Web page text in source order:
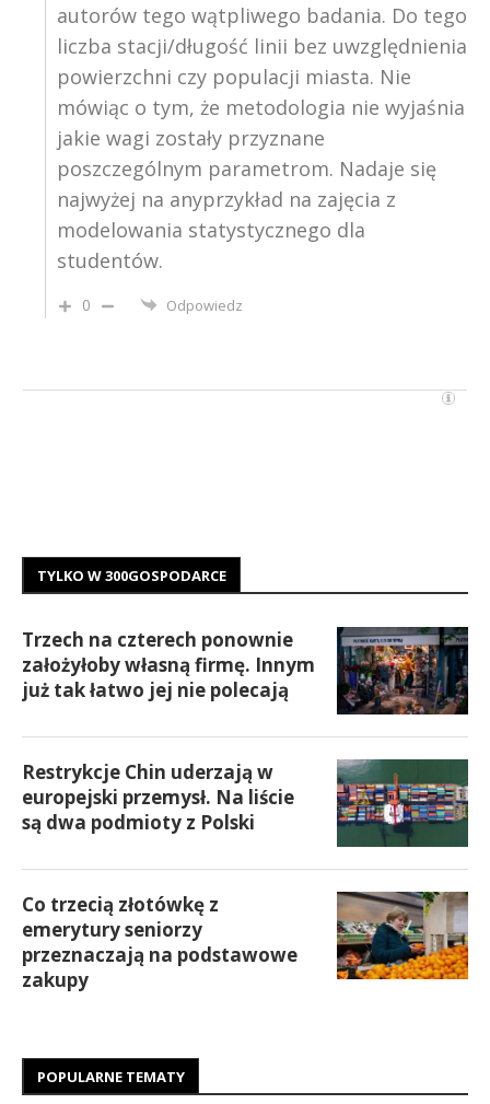
autorów tego wątpliwego badania. Do tego
liczba stacji/długość linii bez uwzględnienia
powierzchni czy populacji miasta. Nie
mówiąc o tym, że metodologia nie wyjaśnia
jakie wagi zostały przyznane
poszczególnym parametrom. Nadaje się
najwyżej na anyprzykład na zajęcia z
modelowania statystycznego dla
studentów.
0 Odpowiedz
TYLKO W 300GOSPODARCE
Trzech na czterech ponownie
założyłoby własną firmę. Innym
już tak łatwo jej nie polecają
Restrykcje Chin uderzają w
europejski przemysł. Na liście
są dwa podmioty z Polski
Co trzecią złotówkę z
emerytury seniorzy
przeznaczają na podstawowe
zakupy
POPULARNE TEMATY